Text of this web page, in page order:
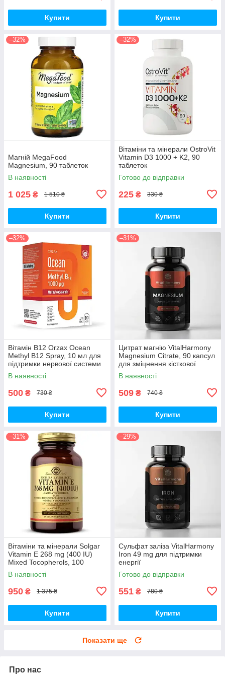
Купити Купити
–32%
Магній MegaFood
Magnesium, 90 таблеток
В наявності
1 025 ₴ 1 510 ₴
Купити
–32%
Вітаміни та мінерали OstroVit
Vitamin D3 1000 + K2, 90
таблеток
Готово до відправки
225 ₴ 330 ₴
Купити
–32%
Вітамін B12 Orzax Ocean
Methyl B12 Spray, 10 мл для
підтримки нервової системи
В наявності
500 ₴ 730 ₴
Купити
–31%
Цитрат магнію VitalHarmony
Magnesium Citrate, 90 капсул
для зміцнення кісткової
тканини
В наявності
509 ₴ 740 ₴
Купити
–31%
Вітаміни та мінерали Solgar
Vitamin E 268 mg (400 IU)
Mixed Tocopherols, 100
вегакапсул
В наявності
950 ₴ 1 375 ₴
Купити
–29%
Сульфат заліза VitalHarmony
Iron 49 mg для підтримки
енергії
Готово до відправки
551 ₴ 780 ₴
Купити
Показати ще
Про нас